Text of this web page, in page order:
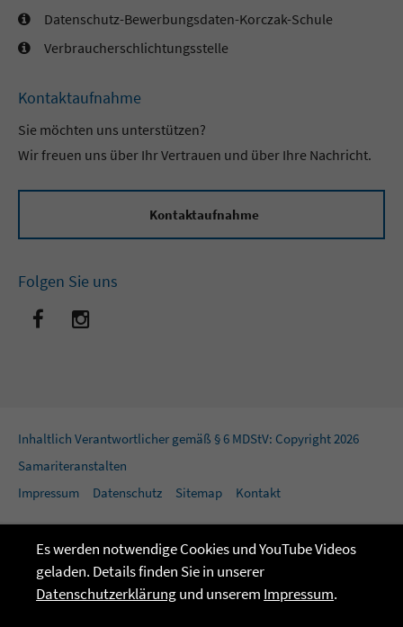
Datenschutz-Bewerbungsdaten-Korczak-Schule
Verbraucherschlichtungsstelle
Kontaktaufnahme
Sie möchten uns unterstützen?
Wir freuen uns über Ihr Vertrauen und über Ihre Nachricht.
Kontaktaufnahme
Folgen Sie uns
Inhaltlich Verantwortlicher gemäß § 6 MDStV: Copyright 2026
Samariteranstalten
Impressum
Datenschutz Sitemap Kontakt
Es werden notwendige Cookies und YouTube Videos
geladen. Details finden Sie in unserer
Datenschutzerklärungund unserem Impressum.